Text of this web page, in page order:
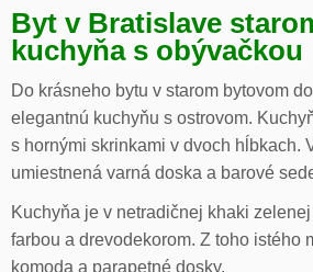
Byt v Bratislave
kuchyňa s obývačkou
Do krásneho bytu v starom bytovom
elegantnú kuchyňu s ostrovom.
s hornými skrinkami v dvoch hĺbkach.
umiestnená varná doska a barové
Kuchyňa je v netradičnej khaki
farbou a drevodekorom. Z toho istého
komoda a parapetné dosky.